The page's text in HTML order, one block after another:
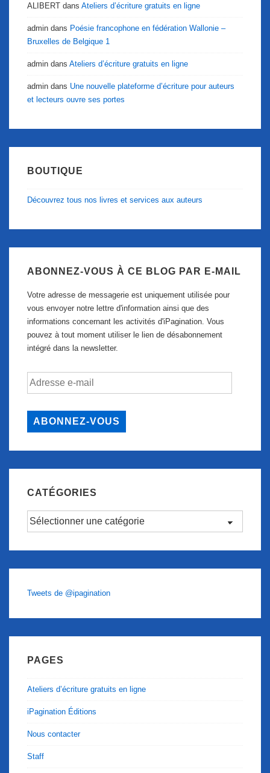
ALIBERT dans Ateliers d’écriture gratuits en ligne
admin dans Poésie francophone en fédération Wallonie –
Bruxelles de Belgique 1
admin dans Ateliers d’écriture gratuits en ligne
admin dans Une nouvelle plateforme d’écriture pour auteurs
et lecteurs ouvre ses portes
BOUTIQUE
Découvrez tous nos livres et services aux auteurs
ABONNEZ-VOUS À CE BLOG PAR E-MAIL
Votre adresse de messagerie est uniquement utilisée pour
vous envoyer notre lettre d'information ainsi que des
informations concernant les activités d'iPagination. Vous
pouvez à tout moment utiliser le lien de désabonnement
intégré dans la newsletter.
Adresse
e-
ABONNEZ-VOUS
CATÉGORIES
Catégories
Tweets de @ipagination
PAGES
Ateliers d’écriture gratuits en ligne
iPagination Éditions
Nous contacter
Staff